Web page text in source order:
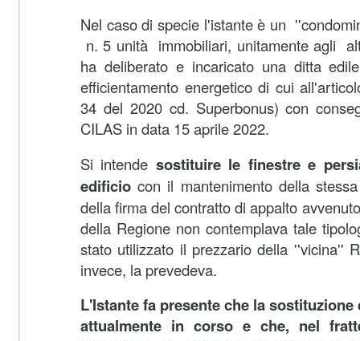
Nel caso di specie l'istante è un
n. 5 unità immobiliari, unitamente agli
ha deliberato e incaricato una ditta
efficientamento energetico di cui
34 del 2020 cd. Superbonus) con
CILAS in data 15 aprile 2022.
Si intende sostituire le finestre e
edificio con il mantenimento della
della firma del contratto di appalto
della Regione non contemplava tale
stato utilizzato il prezzario della ''vicina''
invece, la prevedeva.
L'Istante fa presente che la
attualmente in corso e che, nel